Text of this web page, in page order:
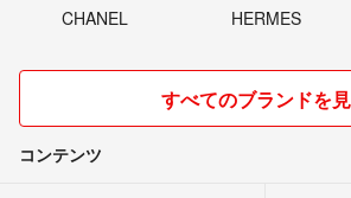
CHANEL HERMES
すべてのブランドを
コンテンツ